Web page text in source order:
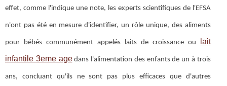
effet, comme l'indique une note, les experts scientifiques de l'EFSA
n'ont pas été en mesure d'identifier, un rôle unique, des aliments
pour bébés communément appelés laits de croissance ou
lait
infantile 3eme agedans l'alimentation des enfants de un à trois
ans, concluant qu'ils ne sont pas plus efficaces que d'autres